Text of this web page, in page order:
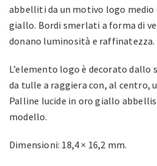
abbelliti da un motivo logo medio
giallo. Bordi smerlati a forma di
donano luminosità e raffinatezza.
L’elemento logo è decorato
da tulle a raggiera con, al centro,
Palline lucide in oro giallo
modello.
Dimensioni: 18,4 × 16,2 mm.